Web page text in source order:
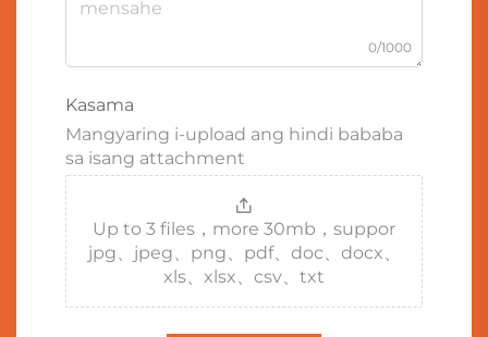
0/1000
Kasama
Mangyaring i-upload ang hindi bababa
sa isang attachment
Up to 3 files，more 30mb，suppor
jpg、jpeg、png、pdf、doc、docx、
xls、xlsx、csv、txt